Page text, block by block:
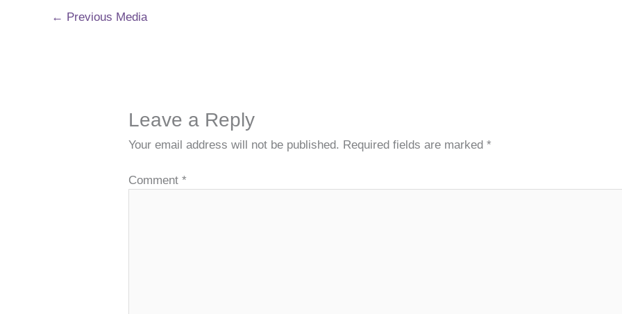
← Previous Media
Leave a Reply
Your email address will not be published. Required fields are marked*
Comment*